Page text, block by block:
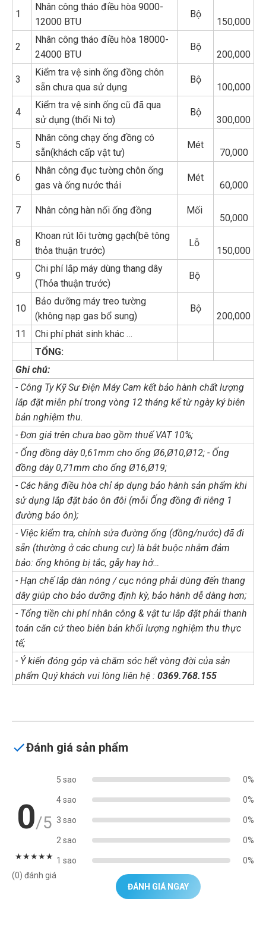
1
Nhân công tháo điều hòa 9000-
12000 BTU
Bộ
150,000
2
Nhân công tháo điều hòa 18000-
24000 BTU
Bộ
200,000
3
Kiểm tra vệ sinh ống đồng chôn
sẵn chưa qua sử dụng
Bộ
100,000
4
Kiểm tra vệ sinh ống cũ đã qua
sử dụng (thổi Ni tơ)
Bộ
300,000
5
Nhân công chạy ống đồng có
sẵn(khách cấp vật tư)
Mét
70,000
6
Nhân công đục tường chôn ống
gas và ống nước thải
Mét
60,000
7 Nhân công hàn nối ống đồng Mối
50,000
8
Khoan rút lõi tường gạch(bê tông
thỏa thuận trước)
Lỗ
150,000
9
Chi phí lắp máy dùng thang dây
(Thỏa thuận trước)
Bộ
10
Bảo dưỡng máy treo tường
(không nạp gas bổ sung)
Bộ
200,000
11
Chi phí phát sinh khác …
TỔNG:
Ghi chú:
- Công Ty Kỹ Sư Điện Máy Cam kết bảo hành chất lượng
lắp đặt miễn phí trong vòng 12 tháng kể từ ngày ký biên
bản nghiệm thu.
- Đơn giá trên chưa bao gồm thuế VAT 10%;
- Ống đồng dày 0,61mm cho ống Ø6,Ø10,Ø12; - Ống
đồng dày 0,71mm cho ống Ø16,Ø19;
- Các hãng điều hòa chỉ áp dụng bảo hành sản phẩm khi
sử dụng lắp đặt bảo ôn đôi (mỗi Ống đồng đi riêng 1
đường bảo ôn);
- Việc kiểm tra, chỉnh sửa đường ống (đồng/nước) đã đi
sẵn (thường ở các chung cư) là bắt buộc nhằm đảm
bảo: ống không bị tắc, gẫy hay hở…
- Hạn chế lắp dàn nóng / cục nóng phải dùng đến thang
dây giúp cho bảo dưỡng định kỳ, bảo hành dễ dàng hơn;
- Tổng tiền chi phí nhân công & vật tư lắp đặt phải thanh
toán căn cứ theo biên bản khối lượng nghiệm thu thực
tế;
- Ý kiến đóng góp và chăm sóc hết vòng đời của sản
phẩm Quý khách vui lòng liên hệ : 0369.768.155
Đánh giá sản phẩm
0/5
★★★★★
(0) đánh giá
5 sao 0%
4 sao 0%
3 sao 0%
2 sao 0%
1 sao 0%
ĐÁNH GIÁ NGAY